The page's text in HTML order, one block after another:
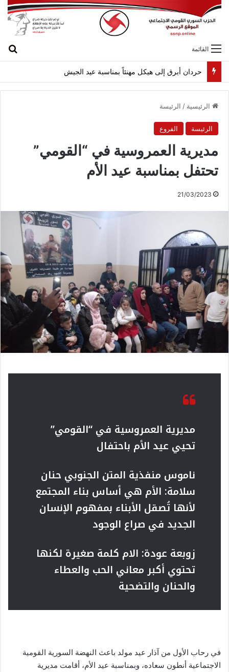
القائمة
حردان أبرق إلى هيكل مهنئاً بمناسبة عيد الجيش
الرئيسية / الرئيسة
الرئيسة الفروع
مديرية العمروسية في “القومي”
تحتفل بمناسبة عيد الأم
21/03/2023
مديرية العمروسية في “القومي”
تحيي عيد الأم باحتفال
ناموس منفذية المتن الجنوبي حنان
سلامة: الأم هي أساس بناء المجتمع
لأنها تُصقل الأبناء بمفهوم الإنسان
الجديد في صراع الوجود
زوبعة عودة: الام كلمة صغيرة لكنها
تحتوي أكبر معاني الحب والعطاء
والحنان والتضحية
في رحاب الأول من آذار عيد مولد باعث النهضة السورية القومية
الاجتماعية أنطون سعاده، وبمناسبة عيد الأم، أقامت مديرية